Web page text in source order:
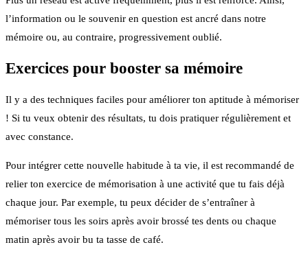
l’information ou le souvenir en question est ancré dans notre
mémoire ou, au contraire, progressivement oublié.
Exercices pour booster sa mémoire
Il y a des techniques faciles pour améliorer ton aptitude à mémoriser
! Si tu veux obtenir des résultats, tu dois pratiquer régulièrement et
avec constance.
Pour intégrer cette nouvelle habitude à ta vie, il est recommandé de
relier ton exercice de mémorisation à une activité que tu fais déjà
chaque jour. Par exemple, tu peux décider de s’entraîner à
mémoriser tous les soirs après avoir brossé tes dents ou chaque
matin après avoir bu ta tasse de café.